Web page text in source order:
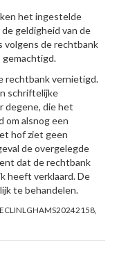
het ingestelde
geldigheid van de
volgens de rechtbank
gemachtigd.
rechtbank vernietigd.
schriftelijke
degene, die het
om alsnog een
hof ziet geen
de overgelegde
dat de rechtbank
heeft verklaard. De
te behandelen.